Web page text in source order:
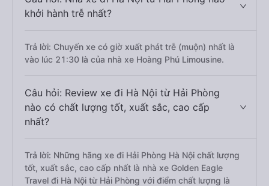
khởi hành trễ nhất?
Trả lời: Chuyến xe có giờ xuất phát trễ (muộn) nhất là
vào lúc 21:30 là của nhà xe Hoàng Phú Limousine.
Câu hỏi: Review xe đi Hà Nội từ Hải Phòng
nào có chất lượng tốt, xuất sắc, cao cấp
nhất?
Trả lời: Những hãng xe đi Hải Phòng Hà Nội chất lượng
tốt, xuất sắc, cao cấp nhất là nhà xe Golden Eagle
Travel đi Hà Nội từ Hải Phòng với điểm chất lượng là